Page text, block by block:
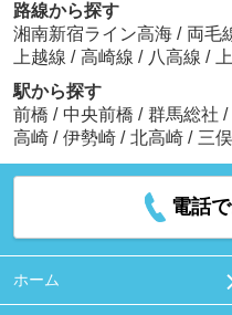
路線から探す
湘南新宿ライン高海 / 両毛
上越線 / 高崎線 / 八高線 /
駅から探す
前橋 / 中央前橋 / 群馬総社 /
高崎 / 伊勢崎 / 北高崎 / 三俣
電話
ホーム